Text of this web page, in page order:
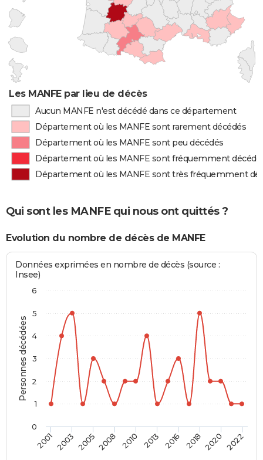
Les MANFE par lieu de décès
Aucun MANFE n'est décédé dans ce département
Département où les MANFE sont rarement décédés
Département où les MANFE sont peu décédés
Département où les MANFE sont fréquemment
Département où les MANFE sont très fréquemment
Qui sont les MANFE qui nous ont quittés ?
Evolution du nombre de décès de MANFE
Personnes décédées
Données exprimées en nombre de décès (source :
Insee)
2001 2003 20052008 2010 2013 2016 2018 2020 2022
0
1
2
3
4
5
6